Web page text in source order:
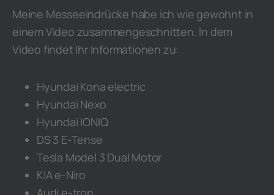
Meine Messeeindrücke habe ich wie gewohnt in
einem Video zusammengeschnitten. In dem
Video findet Ihr Informationen zu:
Hyundai Kona electric
Hyundai Nexo
Hyundai IONIQ
DS 3 E-Tense
Tesla Model 3 Dual Motor
KIA e-Niro